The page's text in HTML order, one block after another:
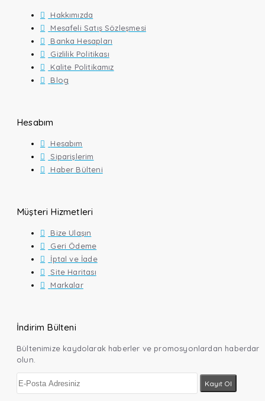
Hakkımızda
Mesafeli Satış Sözleşmesi
Banka Hesapları
Gizlilik Politikası
Kalite Politikamız
Blog
Hesabım
Hesabım
Siparişlerim
Haber Bülteni
Müşteri Hizmetleri
Bize Ulaşın
Geri Ödeme
İptal ve İade
Site Haritası
Markalar
İndirim Bülteni
Bültenimize kaydolarak haberler ve promosyonlardan haberdar
olun.
Kayıt Ol